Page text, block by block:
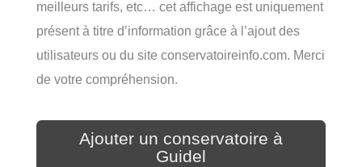
meilleurs tarifs, etc… cet affichage est uniquement
présent à titre d’information grâce à l’ajout des
utilisateurs ou du site conservatoireinfo.com. Merci
de votre compréhension.
Ajouter un conservatoire à
Guidel